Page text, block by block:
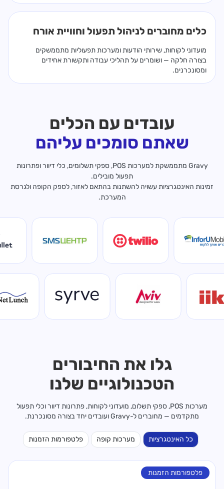
כלים מחוברים לניהול תפעול וחוויית אורח
מועדוני לקוחות, שירותי הודעות ומערכות תפעוליות מתממשקים
בצורה חלקה — ושומרים על תהליכי עבודה ותקשורת אחידים
ומסונכרנים.
עובדים עם הכלים
שאתם סומכים עליהם
Gravy מתממשקת למערכות POS, ספקי תשלומים, כלי דיוור ופתרונות
תפעול מובילים.
זמינות האינטגרציות עשויה להשתנות בהתאם לאזור, לספק הקופה ולגרסת
המערכת.
גלו את החיבורים
הטכנולוגיים שלנו
מערכות POS, ספקי תשלום, מועדוני לקוחות, פתרונות דיוור וכלי תפעול
מתקדמים — מחוברים ל-Gravy ועובדים יחד בצורה מסונכרנת.
כל האינטגרציות מערכות קופה פלטפורמות הזמנות
פלטפורמות הזמנות